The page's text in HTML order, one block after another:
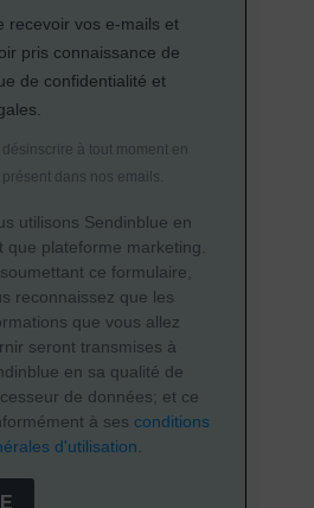
recevoir vos e-mails et
pris connaissance de
de confidentialité et
à tout moment en
dans nos emails.
utilisons Sendinblue en
que plateforme marketing.
ce formulaire,
reconnaissez que les
que vous allez
seront transmises à
en sa qualité de
de données; et ce
à ses conditions
d'utilisation